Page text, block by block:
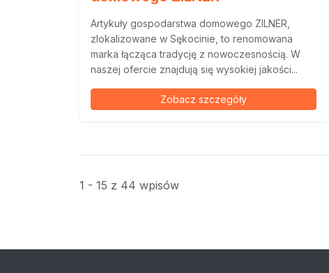
Artykuły gospodarstwa domowego ZILNER,
zlokalizowane w Sękocinie, to renomowana
marka łącząca tradycję z nowoczesnością. W
naszej ofercie znajdują się wysokiej jakości...
Zobacz szczegóły
1 - 15 z 44 wpisów